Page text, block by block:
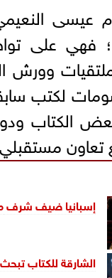
عيسى
فهي على
وورش
لكتب
الكتاب
تعاون
إسبانيا ضيف شرف
الشارقة للكتاب